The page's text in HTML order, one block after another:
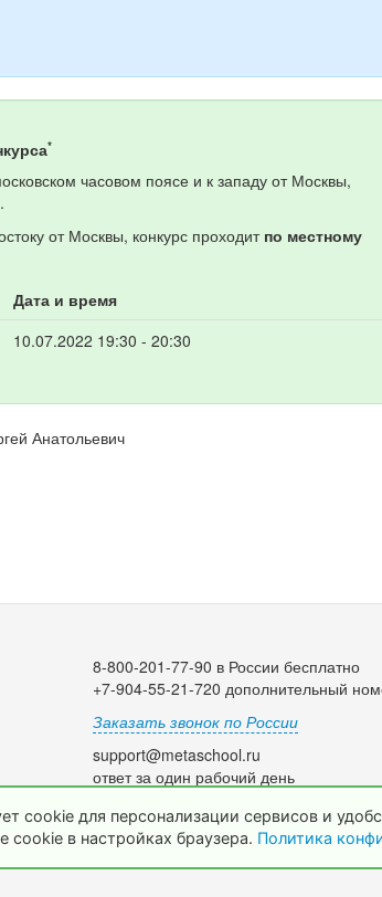
*
часовом поясе и к западу от Москвы,
.
от Москвы, конкурс проходит по местному
Дата и время
10.07.2022 19:30 - 20:30
Анатольевич
8-800-201-77-90 в России бесплатно
+7-904-55-21-720 дополнительный
Заказать звонок по России
support@metaschool.ru
ответ за один рабочий день
© 2009-2026 МетаШкола,
cookie для персонализации сервисов и
cookie в настройках браузера. Политика